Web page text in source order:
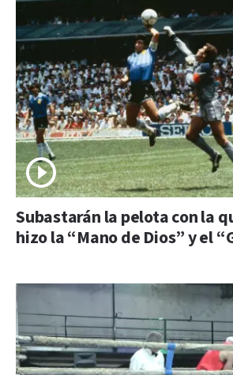
Subastarán la pelota con la
hizo la “Mano de Dios” y el